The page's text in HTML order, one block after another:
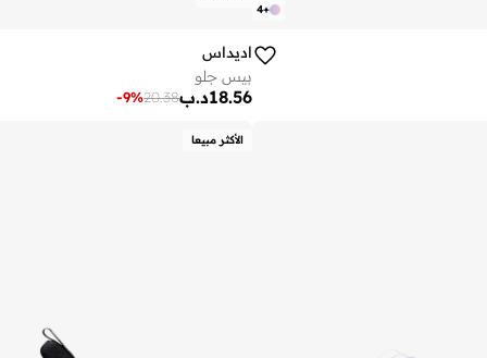
+
4
اديداس
بيس جلو
د.ب18.56
20.38
-9%
الأكثر مبيعا